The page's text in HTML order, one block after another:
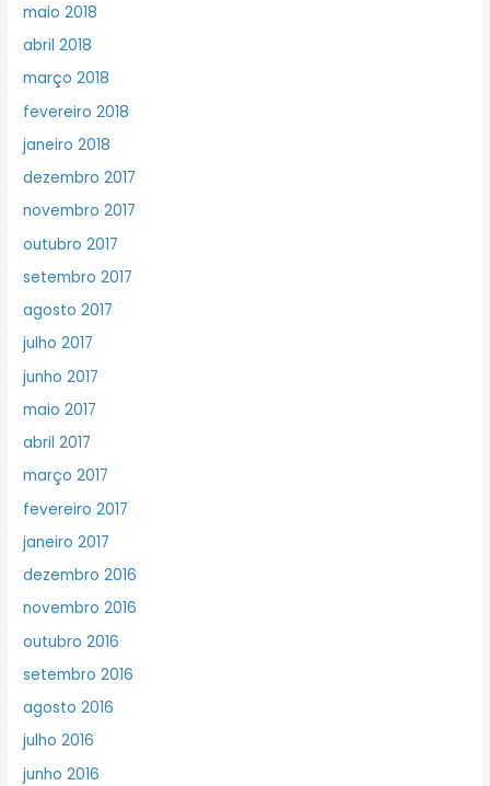
maio 2018
abril 2018
março 2018
fevereiro 2018
janeiro 2018
dezembro 2017
novembro 2017
outubro 2017
setembro 2017
agosto 2017
julho 2017
junho 2017
maio 2017
abril 2017
março 2017
fevereiro 2017
janeiro 2017
dezembro 2016
novembro 2016
outubro 2016
setembro 2016
agosto 2016
julho 2016
junho 2016